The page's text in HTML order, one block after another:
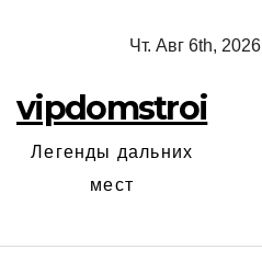
Чт. Авг 6th, 2026
vipdomstroi
Легенды дальних
мест